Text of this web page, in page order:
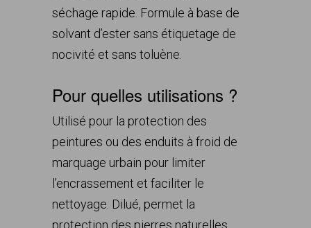
séchage rapide. Formule à base de
solvant d’ester sans étiquetage de
nocivité et sans toluène.
Pour quelles utilisations ?
Utilisé pour la protection des
peintures ou des enduits à froid de
marquage urbain pour limiter
l’encrassement et faciliter le
nettoyage. Dilué, permet la
protection des pierres naturelles